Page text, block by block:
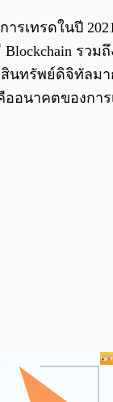
รเทรดในปี
รวม
สินทรัพย์ดิจิทัลม
ออนาคตของกา